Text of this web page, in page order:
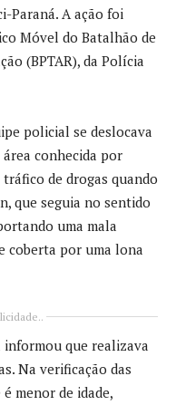
Paraná. A ação foi
Móvel do Batalhão de
(BPTAR), da Polícia
policial se deslocava
conhecida por
de drogas quando
que seguia no sentido
uma mala
coberta por uma lona
que realizava
Na verificação das
menor de idade,